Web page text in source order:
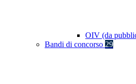
OIV (da
Bandi di concorso 29